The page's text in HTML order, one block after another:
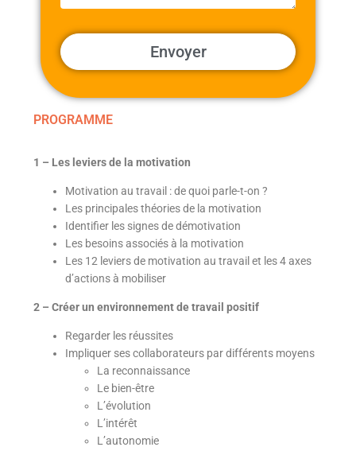
PROGRAMME
1 – Les leviers de la motivation
Motivation au travail : de quoi parle-t-on ?
Les principales théories de la motivation
Identifier les signes de démotivation
Les besoins associés à la motivation
Les 12 leviers de motivation au travail et les 4 axes
d’actions à mobiliser
2 – Créer un environnement de travail positif
Regarder les réussites
Impliquer ses collaborateurs par différents moyens
La reconnaissance
Le bien-être
L’évolution
L’intérêt
L’autonomie